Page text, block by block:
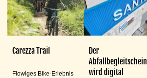
Carezza Trail
Flowiges Bike-Erlebnis
Der
Abfallbegleitschein
wird digital